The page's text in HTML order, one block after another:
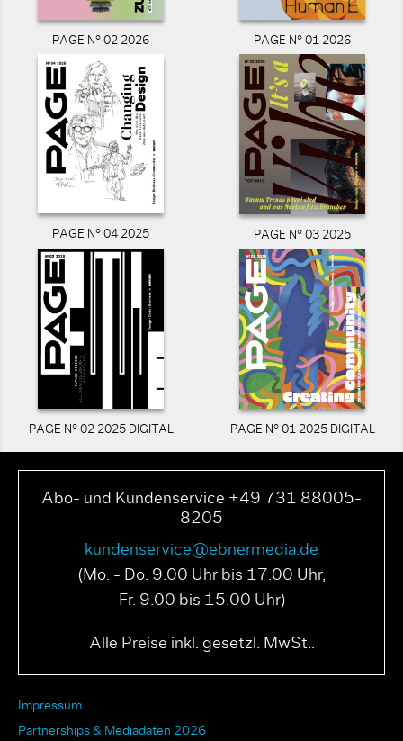
PAGE N° 02 2026 PAGE N° 01 2026
PAGE N° 04 2025 PAGE N° 03 2025
PAGE N° 02 2025 DIGITAL PAGE N° 01 2025 DIGITAL
Abo- und Kundenservice +49 731 88005-
8205
kundenservice@ebnermedia.de
(Mo. - Do. 9.00 Uhr bis 17.00 Uhr,
Fr. 9.00 bis 15.00 Uhr)
Alle Preise inkl. gesetzl. MwSt..
Impressum
Partnerships & Mediadaten 2026